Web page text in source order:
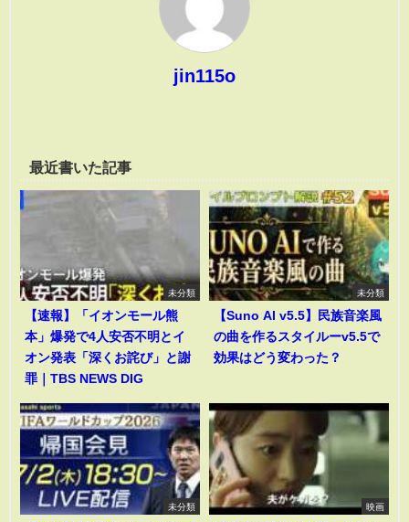
jin115o
最近書いた記事
未分類
【速報】「イオンモール熊
本」爆発で4人安否不明とイ
オン発表「深くお詫び」と謝
罪｜TBS NEWS DIG
未分類
【Suno AI v5.5】民族音楽風
の曲を作るスタイルーv5.5で
効果はどう変わった？
未分類 映画